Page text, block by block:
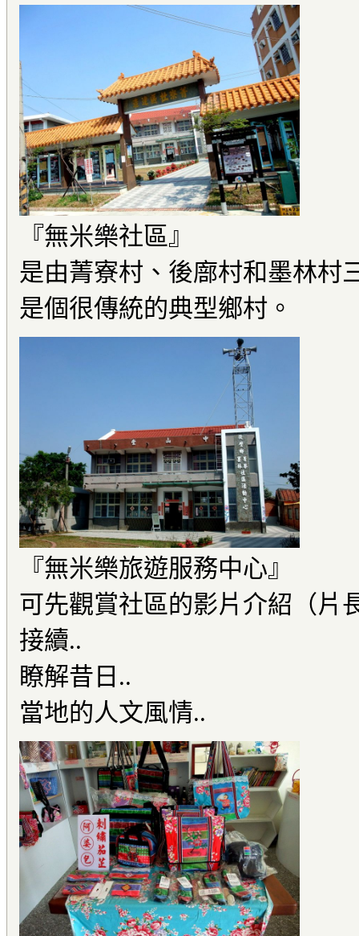
『無米樂社區』
是由菁寮村、後廍村和墨林村
是個很傳統的典型鄉村。
『無米樂旅遊服務中心』
可先觀賞社區的影片介紹（片
接續..
瞭解昔日..
當地的人文風情..